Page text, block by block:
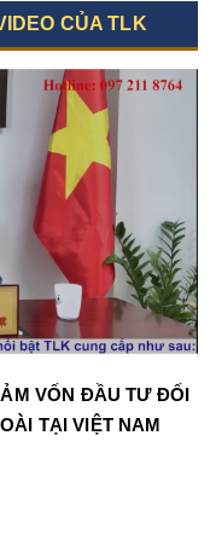
CỦA TLK
VỐN ĐẦU TƯ ĐỐI
TẠI VIỆT NAM